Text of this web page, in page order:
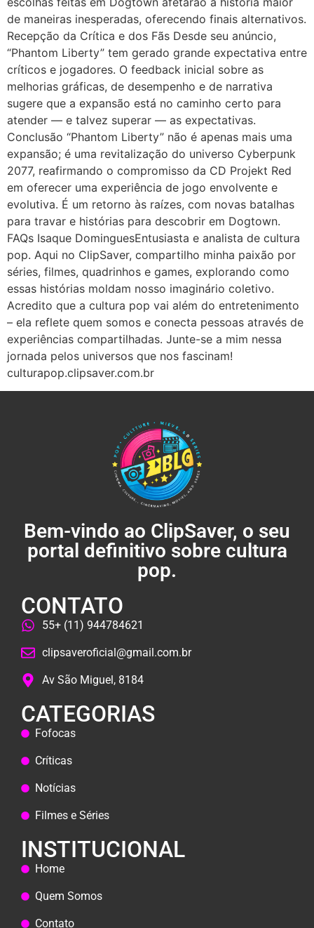
de maneiras inesperadas, oferecendo finais alternativos.
Recepção da Crítica e dos Fãs Desde seu anúncio,
“Phantom Liberty” tem gerado grande expectativa entre
críticos e jogadores. O feedback inicial sobre as
melhorias gráficas, de desempenho e de narrativa
sugere que a expansão está no caminho certo para
atender — e talvez superar — as expectativas.
Conclusão “Phantom Liberty” não é apenas mais uma
expansão; é uma revitalização do universo Cyberpunk
2077, reafirmando o compromisso da CD Projekt Red
em oferecer uma experiência de jogo envolvente e
evolutiva. É um retorno às raízes, com novas batalhas
para travar e histórias para descobrir em Dogtown.
FAQs Isaque DominguesEntusiasta e analista de cultura
pop. Aqui no ClipSaver, compartilho minha paixão por
séries, filmes, quadrinhos e games, explorando como
essas histórias moldam nosso imaginário coletivo.
Acredito que a cultura pop vai além do entretenimento
– ela reflete quem somos e conecta pessoas através de
experiências compartilhadas. Junte-se a mim nessa
jornada pelos universos que nos fascinam!
culturapop.clipsaver.com.br
Bem-vindo ao ClipSaver, o seu
portal definitivo sobre cultura
pop.
CONTATO
55+ (11) 944784621
clipsaveroficial@gmail.com.br
Av São Miguel, 8184
CATEGORIAS
Fofocas
Críticas
Notícias
Filmes e Séries
INSTITUCIONAL
Home
Quem Somos
Contato